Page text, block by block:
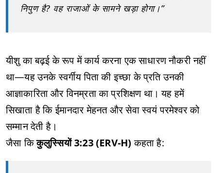
निपुण है? वह राजाओं के सामने खड़ा होगा।”
यीशु का बढ़ई के रूप में कार्य करना एक साधारण नौकरी नहीं
था—यह उनके स्वर्गीय पिता की इच्छा के प्रति उनकी
आज्ञाकारिता और विनम्रता का प्रशिक्षण था। यह हमें
सिखाता है कि ईमानदार मेहनत और सेवा स्वयं परमेश्वर को
सम्मान देती है।
जैसा किकुलुस्सियों 3:23 (ERV-H) कहता है: